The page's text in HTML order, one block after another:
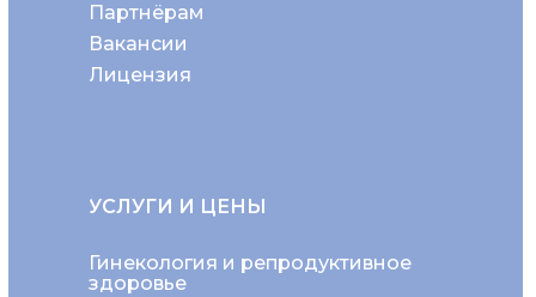
Партнёрам
Вакансии
Лицензия
Гинекология и репродуктивное
здоровье
УСЛУГИ И ЦЕНЫ